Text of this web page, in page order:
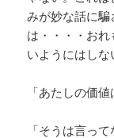
みが妙な話に
は・・・・お
いようにはしな
「あたしの価
「そうは言っ